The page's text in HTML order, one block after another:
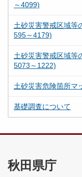
～4099)
土砂災害警戒区域
595～4179)
土砂災害警戒区域
5073～1222)
土砂災害危険箇所マ
基礎調査について
秋田県庁